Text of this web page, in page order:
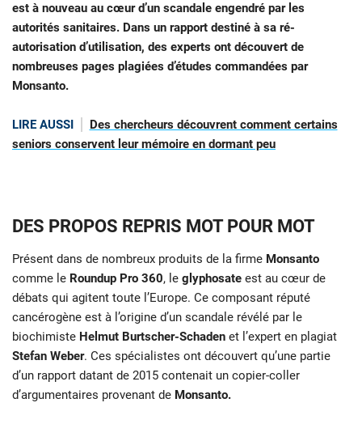
est à nouveau au cœur d’un scandale engendré par les
autorités sanitaires. Dans un rapport destiné à sa ré-
autorisation d’utilisation, des experts ont découvert de
nombreuses pages plagiées d’études commandées par
Monsanto.
LIRE AUSSI
Des chercheurs découvrent comment certains
seniors conservent leur mémoire en dormant peu
DES PROPOS REPRIS MOT POUR MOT
Présent dans de nombreux produits de la firme Monsanto
comme le Roundup Pro 360, le glyphosate est au cœur de
débats qui agitent toute l’Europe. Ce composant réputé
cancérogène est à l’origine d’un scandale révélé par le
biochimiste Helmut Burtscher-Schaden et l’expert en plagiat
Stefan Weber. Ces spécialistes ont découvert qu’une partie
d’un rapport datant de 2015 contenait un copier-coller
d’argumentaires provenant de Monsanto.